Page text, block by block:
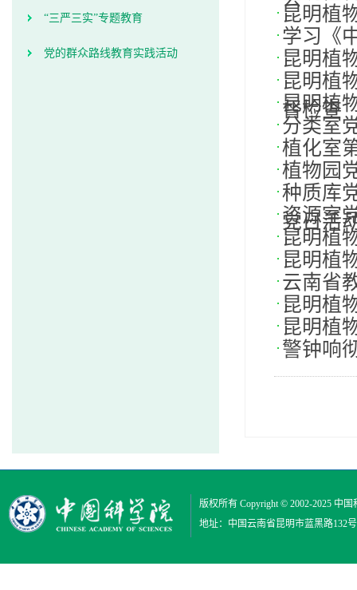
“三严三实”专题教育
党的群众路线教育实践活动
昆明植
学习《
昆明植
昆明植
督检查
昆明植
分类室
植化室
植物园
种质库
党日活
资源室
昆明植
昆明植
云南省
昆明植
昆明植
警钟响
版权所有 Copyright © 2002-2025 中国
地址：中国云南省昆明市蓝黑路